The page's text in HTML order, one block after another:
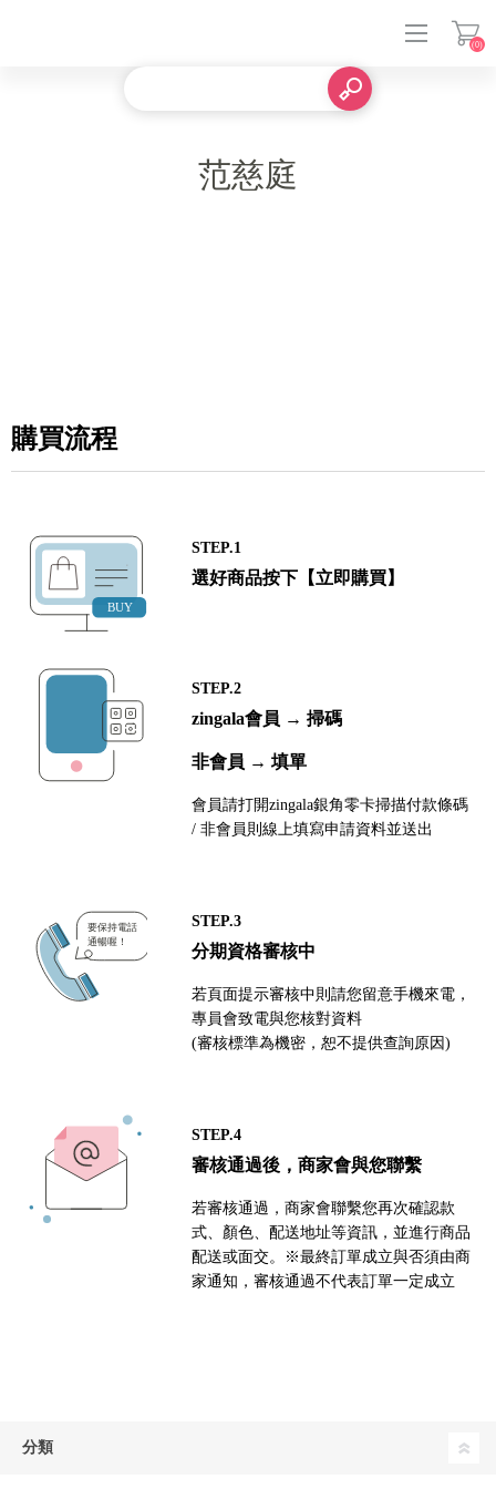
(0)
范慈庭
購買流程
STEP.1
選好商品按下【立即購買】
STEP.2
zingala會員 → 掃碼
非會員 → 填單
會員請打開zingala銀角零卡掃描付款條碼
/ 非會員則線上填寫申請資料並送出
STEP.3
分期資格審核中
若頁面提示審核中則請您留意手機來電，
專員會致電與您核對資料
(審核標準為機密，恕不提供查詢原因)
STEP.4
審核通過後，商家會與您聯繫
若審核通過，商家會聯繫您再次確認款
式、顏色、配送地址等資訊，並進行商品
配送或面交。※最終訂單成立與否須由商
家通知，審核通過不代表訂單一定成立
分類